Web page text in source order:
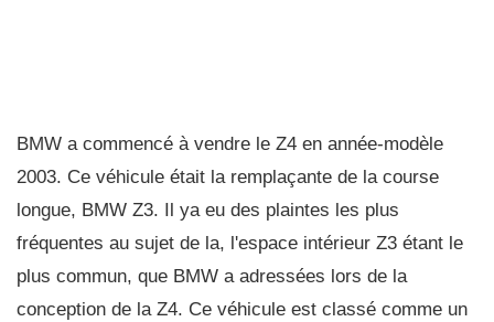
BMW a commencé à vendre le Z4 en année-modèle
2003. Ce véhicule était la remplaçante de la course
longue, BMW Z3. Il ya eu des plaintes les plus
fréquentes au sujet de la, l'espace intérieur Z3 étant le
plus commun, que BMW a adressées lors de la
conception de la Z4. Ce véhicule est classé comme un